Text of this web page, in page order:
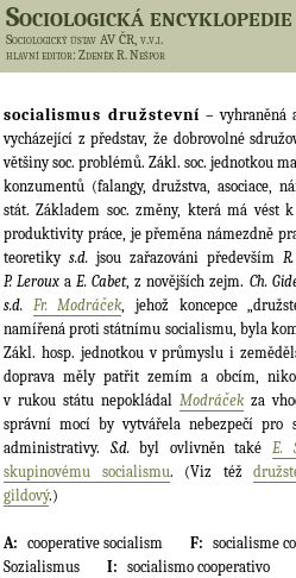
Sociologická encyklopedie
Sociologický ústav AV ČR, v.v.i.
hlavní editor: Zdeněk R. Nešpor
socialismus družstevní – vyhraněná
vycházející z představ, že dobrovolné
většiny soc. problémů. Zákl. soc. jednotkou
konzumentů (falangy, družstva, asociace,
stát. Základem soc. změny, která má vést
produktivity práce, je přeměna námezdně
teoretiky s.d.jsou zařazováni především
P. Leroux aE. Cabet, z novějších zejm. Ch.
s.d. Fr. Modráček, jehož koncepce
namířená proti státnímu socialismu, byla
Zákl. hosp. jednotkou v průmyslu i
doprava měly patřit zemím a obcím,
v rukou státu nepokládal Modráčekza
správní mocí by vytvářela nebezpečí
administrativy. S.d.byl ovlivněn takéE.
skupinovému socialismu. (Viz též
gildový.)
cooperative socialism socialisme
Sozialismus
socialismo cooperativo